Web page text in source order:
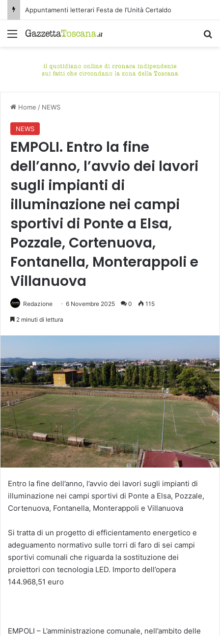
Appuntamenti letterari Festa de l’Unità Certaldo
Menu
Home / NEWS
NEWS
EMPOLI. Entro la fine
dell’anno, l’avvio dei lavori
sugli impianti di
illuminazione nei campi
sportivi di Ponte a Elsa,
Pozzale, Cortenuova,
Fontanella, Monterappoli e
Villanuova
Redazione 6 Novembre 2025 0 115
2 minuti di lettura
Entro la fine dell’anno, l’avvio dei lavori sugli impianti di
illuminazione nei campi sportivi di Ponte a Elsa, Pozzale,
Cortenuova, Fontanella, Monterappoli e Villanuova
Si tratta di un progetto di efficientamento energetico e
adeguamento normativo sulle torri di faro di sei campi
sportivi comunali che riguarda la sostituzione dei
proiettori con tecnologia LED. Importo dell’opera
144.968,51 euro
EMPOLI – L’amministrazione comunale, nell’ambito delle